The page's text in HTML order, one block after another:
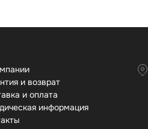
и возврат
и оплата
информация